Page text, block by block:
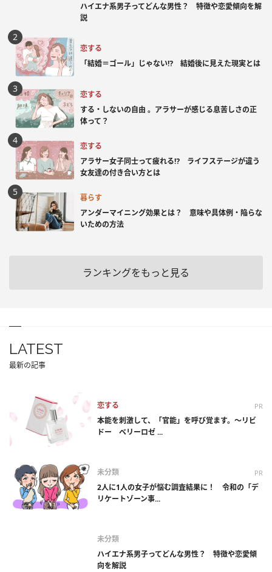
ハイエナ系男子ってどんな男性？ 特徴や恋愛傾向を解
説
恋する
「結婚＝ゴール」じゃない⁉ 結婚後に見えた現実とは
恋する
する・しないの自由 。アラサーが感じる息苦しさの正
体って？
恋する
アラサー女子同士って疲れる⁉ ライフステージが違う
女友達の付き合い方とは
暮らす
アンダーマイニング効果とは？ 意味や具体例・陥らな
いための方法
ランキングをもっと見る
LATEST
最新の記事
恋する PR
本能を刺激して、「官能」を呼び覚ます。～リビ
ドー ベリーロゼ ...
未分類 PR
2人に1人の女子が悩む調査結果に！ 令和の「デ
リケートゾーン事...
未分類
ハイエナ系男子ってどんな男性？ 特徴や恋愛傾
向を解説